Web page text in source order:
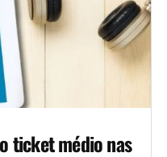
ticket médio nas